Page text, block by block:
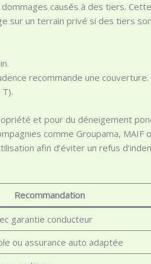
causés à des tiers.
sur un terrain privé si des tiers
recommande une couverture.
et pour du déneigement
comme Groupama, MAIF
afin d’éviter un refus
Recommandation
garantie conducteur
ou assurance auto adaptée